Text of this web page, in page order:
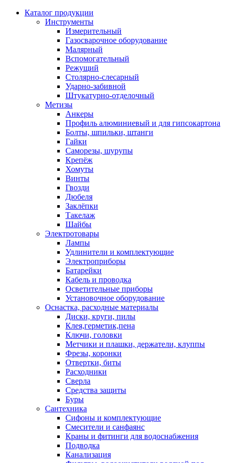
Каталог продукции
Инструменты
Измерительный
Газосварочное оборудование
Малярный
Вспомогательный
Режущий
Столярно-слесарный
Ударно-забивной
Штукатурно-отделочный
Метизы
Анкеры
Профиль алюминиевый и для гипсокартона
Болты, шпильки, штанги
Гайки
Саморезы, шурупы
Крепёж
Хомуты
Винты
Гвозди
Дюбеля
Заклёпки
Такелаж
Шайбы
Электротовары
Лампы
Удлинители и комплектующие
Электроприборы
Батарейки
Кабель и проводка
Осветительные приборы
Установочное оборудование
Оснастка, расходные материалы
Диски, круги, пилы
Клея,герметик,пена
Ключи, головки
Метчики и плашки, держатели, клуппы
Фрезы, коронки
Отвертки, биты
Расходники
Сверла
Средства защиты
Буры
Сантехника
Сифоны и комплектующие
Смесители и санфаянс
Краны и фитинги для водоснабжения
Подводка
Канализация